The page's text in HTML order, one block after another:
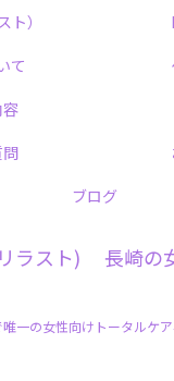
ラスト) 長崎の
一の女性向けトータルケア
）
て
ブログ